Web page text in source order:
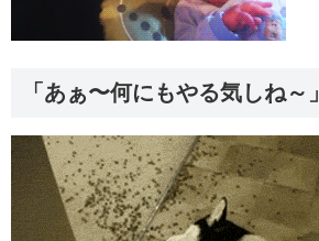
「あぁ〜何にもやる気しね～」